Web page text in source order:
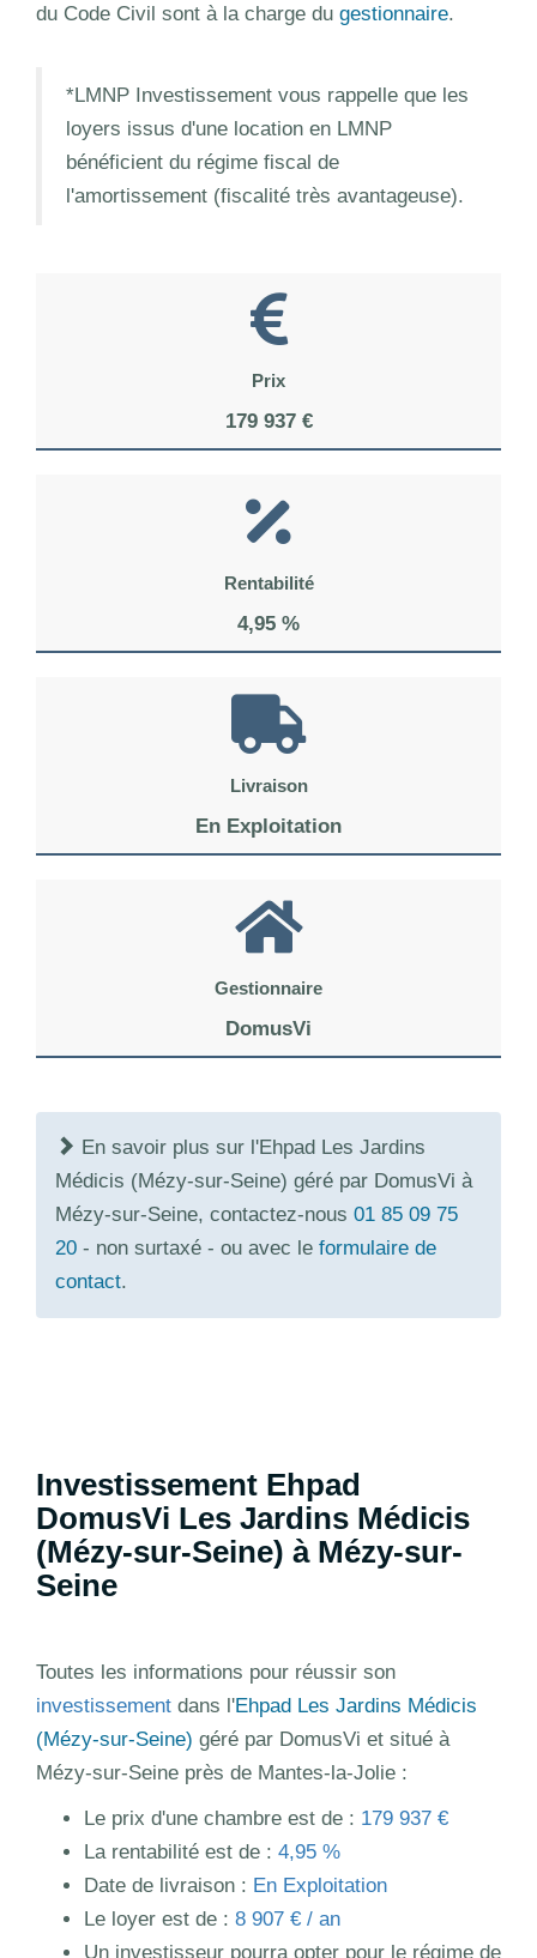
du Code Civil sont à la charge du gestionnaire.
*LMNP Investissement vous rappelle que les
loyers issus d'une location en LMNP
bénéficient du régime fiscal de
l'amortissement (fiscalité très avantageuse).
Prix
179 937 €
Rentabilité
4,95 %
Livraison
En Exploitation
Gestionnaire
DomusVi
En savoir plus sur l'Ehpad Les Jardins
Médicis (Mézy-sur-Seine) géré par DomusVi à
Mézy-sur-Seine, contactez-nous 01 85 09 75
20 - non surtaxé - ou avec le formulaire de
contact.
Investissement Ehpad
DomusVi Les Jardins Médicis
(Mézy-sur-Seine) à Mézy-sur-
Seine
Toutes les informations pour réussir son
investissement dans l'Ehpad Les Jardins Médicis
(Mézy-sur-Seine) géré par DomusVi et situé à
Mézy-sur-Seine près de Mantes-la-Jolie :
Le prix d'une chambre est de : 179 937 €
La rentabilité est de : 4,95 %
Date de livraison : En Exploitation
Le loyer est de : 8 907 € / an
Un investisseur pourra opter pour le régime de